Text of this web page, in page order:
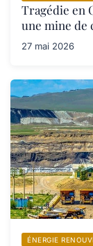
Tragédie en
une mine de
27 mai 2026
ÉNERGIE